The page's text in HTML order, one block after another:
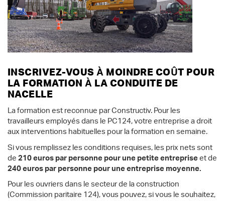
INSCRIVEZ-VOUS À MOINDRE COÛT POUR
LA FORMATION À LA CONDUITE DE
NACELLE
La formation est reconnue par Constructiv. Pour les
travailleurs employés dans le PC124, votre entreprise a droit
aux interventions habituelles pour la formation en semaine.
Si vous remplissez les conditions requises, les prix nets sont
de 210 euros par personne pour une petite entreprise et de
240 euros par personne pour une entreprise moyenne.
Pour les ouvriers dans le secteur de la construction
(Commission paritaire 124), vous pouvez, si vous le souhaitez,